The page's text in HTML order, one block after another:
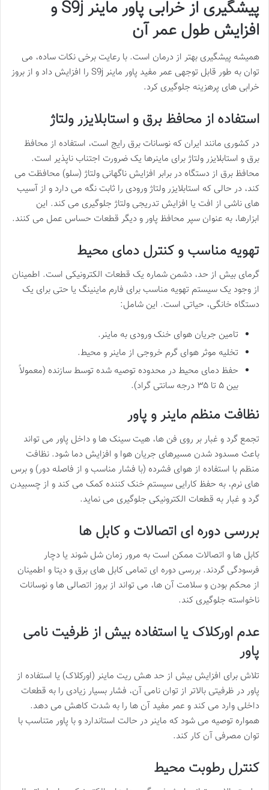
پیشگیری از خرابی پاور ماینر S9j و
افزایش طول عمر آن
همیشه پیشگیری بهتر از درمان است. با رعایت برخی نکات ساده، می
توان به طور قابل توجهی عمر مفید پاور ماینر S9j را افزایش داد و از بروز
خرابی های پرهزینه جلوگیری کرد.
استفاده از محافظ برق و استابلایزر ولتاژ
در کشوری مانند ایران که نوسانات برق رایج است، استفاده از محافظ
برق و استابلایزر ولتاژ برای ماینرها یک ضرورت اجتناب ناپذیر است.
محافظ برق از دستگاه در برابر افزایش ناگهانی ولتاژ (سلو) محافظت می
کند، در حالی که استابلایزر ولتاژ ورودی را ثابت نگه می دارد و از آسیب
های ناشی از افت یا افزایش تدریجی ولتاژ جلوگیری می کند. این
ابزارها، به عنوان سپر محافظ پاور و دیگر قطعات حساس عمل می کنند.
تهویه مناسب و کنترل دمای محیط
گرمای بیش از حد، دشمن شماره یک قطعات الکترونیکی است. اطمینان
از وجود یک سیستم تهویه مناسب برای فارم ماینینگ یا حتی برای یک
دستگاه خانگی، حیاتی است. این شامل:
تامین جریان هوای خنک ورودی به ماینر.
تخلیه موثر هوای گرم خروجی از ماینر و محیط.
حفظ دمای محیط در محدوده توصیه شده توسط سازنده (معمولاً
بین ۵ تا ۳۵ درجه سانتی گراد).
نظافت منظم ماینر و پاور
تجمع گرد و غبار بر روی فن ها، هیت سینک ها و داخل پاور می تواند
باعث مسدود شدن مسیرهای جریان هوا و افزایش دما شود. نظافت
منظم با استفاده از هوای فشرده (با فشار مناسب و از فاصله دور) و برس
های نرم، به حفظ کارایی سیستم خنک کننده کمک می کند و از چسبیدن
گرد و غبار به قطعات الکترونیکی جلوگیری می نماید.
بررسی دوره ای اتصالات و کابل ها
کابل ها و اتصالات ممکن است به مرور زمان شل شوند یا دچار
فرسودگی گردند. بررسی دوره ای تمامی کابل های برق و دیتا و اطمینان
از محکم بودن و سلامت آن ها، می تواند از بروز اتصالی ها و نوسانات
ناخواسته جلوگیری کند.
عدم اورکلاک یا استفاده بیش از ظرفیت نامی
پاور
تلاش برای افزایش بیش از حد هش ریت ماینر (اورکلاک) یا استفاده از
پاور در ظرفیتی بالاتر از توان نامی آن، فشار بسیار زیادی را به قطعات
داخلی وارد می کند و عمر مفید آن ها را به شدت کاهش می دهد.
همواره توصیه می شود که ماینر در حالت استاندارد و با پاور متناسب با
توان مصرفی آن کار کند.
کنترل رطوبت محیط